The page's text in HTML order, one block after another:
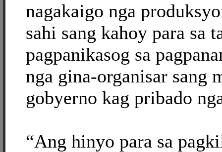
nagakaigo nga
sahi sang kahoy para sa
pagpanikasog sa
nga gina-organisar sang
gobyerno kag pribado
“Ang hinyo para sa